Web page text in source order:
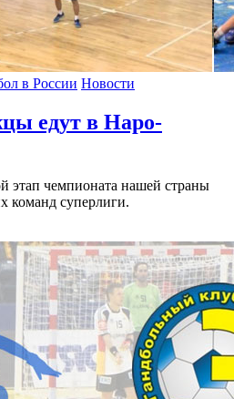
в России Новости
едут в Наро-
этап чемпионата нашей страны
команд суперлиги.